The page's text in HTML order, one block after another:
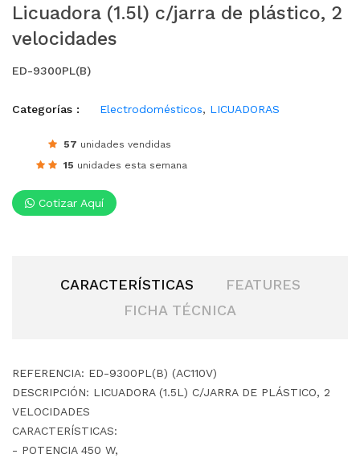
Licuadora (1.5l) c/jarra de plástico, 2
velocidades
ED-9300PL(B)
Categorías : Electrodomésticos, LICUADORAS
57 unidades vendidas
15 unidades esta semana
Cotizar Aquí
CARACTERÍSTICAS
FEATURES
FICHA TÉCNICA
REFERENCIA: ED-9300PL(B) (AC110V)
DESCRIPCIÓN: LICUADORA (1.5L) C/JARRA DE PLÁSTICO, 2
VELOCIDADES
CARACTERÍSTICAS:
- POTENCIA 450 W,